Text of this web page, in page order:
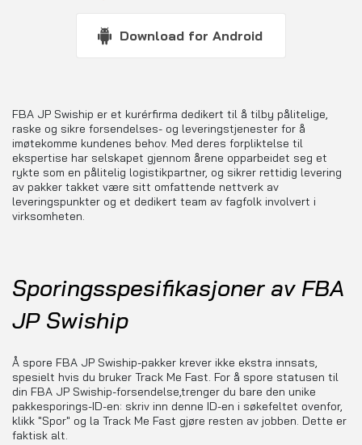
Download for Android
FBA JP Swiship er et kurérfirma dedikert til å tilby pålitelige,
raske og sikre forsendelses- og leveringstjenester for å
imøtekomme kundenes behov. Med deres forpliktelse til
ekspertise har selskapet gjennom årene opparbeidet seg et
rykte som en pålitelig logistikpartner, og sikrer rettidig levering
av pakker takket være sitt omfattende nettverk av
leveringspunkter og et dedikert team av fagfolk involvert i
virksomheten.
Sporingsspesifikasjoner av FBA
JP Swiship
Å spore FBA JP Swiship-pakker krever ikke ekstra innsats,
spesielt hvis du bruker Track Me Fast. For å spore statusen til
din FBA JP Swiship-forsendelse,trenger du bare den unike
pakkesporings-ID-en: skriv inn denne ID-en i søkefeltet ovenfor,
klikk "Spor" og la Track Me Fast gjøre resten av jobben. Dette er
faktisk alt.